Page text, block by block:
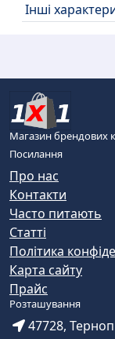
Інші
Магазин брендових
Посилання
Про нас
Контакти
Часто питають
Статті
Політика
Карта сайту
Прайс
Розташування
47728,